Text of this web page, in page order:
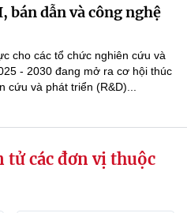
dự thảo VBQPPL
bán dẫn và công nghệ
cho các tổ chức nghiên cứu và
- 2030 đang mở ra cơ hội thúc
cứu và phát triển (R&D)...
các đơn vị thuộc